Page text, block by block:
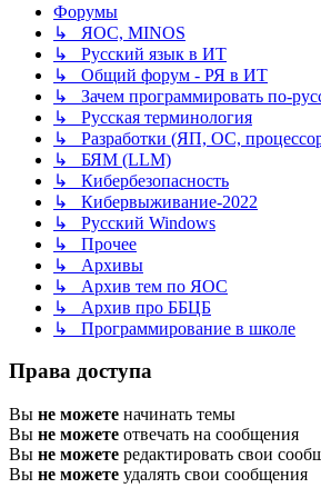
Форумы
↳ ЯОС, MINOS
↳ Русский язык в ИТ
↳ Общий форум - РЯ в ИТ
↳ Зачем программировать по-
↳ Русская терминология
↳ Разработки (ЯП, ОС,
↳ БЯМ (LLM)
↳ Кибербезопасность
↳ Кибервыживание-2022
↳ Русский Windows
↳ Прочее
↳ Архивы
↳ Архив тем по ЯОС
↳ Архив про ББЦБ
↳ Программирование в школе
Права доступа
Вы не можете начинать темы
Вы не можете отвечать на сообщения
Вы не можете редактировать свои
Вы не можете удалять свои сообщения